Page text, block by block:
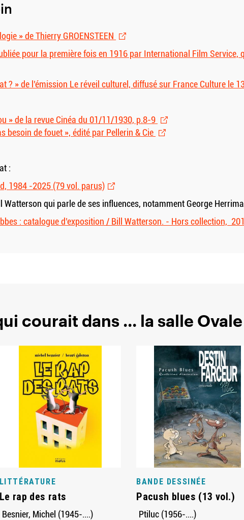
» de Thierry GROENSTEEN
pour la première fois en 1916 par International Film Service,
? » de l’émission Le réveil culturel, diffusé sur France Culture le
» de la revue Cinéa du 01/11/1930, p.8-9
besoin de fouet », édité par Pellerin&Cie
:
1984 -2025 (79 vol. parus)
Watterson qui parle de ses influences, notamment George
: catalogue d’exposition / Bill Watterson. - Hors collection,
courait dans ... la salle
LITTÉRATURE
Le rap des rats
Besnier, Michel (1945-....)
BANDE DESSINÉE
Pacush blues (13 vol.)
Ptiluc (1956-....)